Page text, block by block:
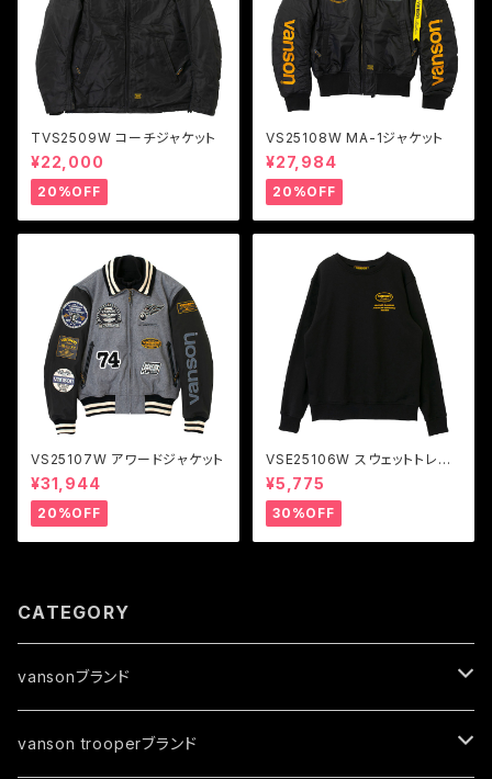
TVS2509W コーチジャケット
¥22,000
20%OFF
VS25108W MA-1ジャケット
¥27,984
20%OFF
VS25107W アワードジャケット
¥31,944
20%OFF
VSE25106W スウェットトレー
ナー
¥5,775
30%OFF
CATEGORY
vansonブランド
ジャケット
vanson trooperブランド